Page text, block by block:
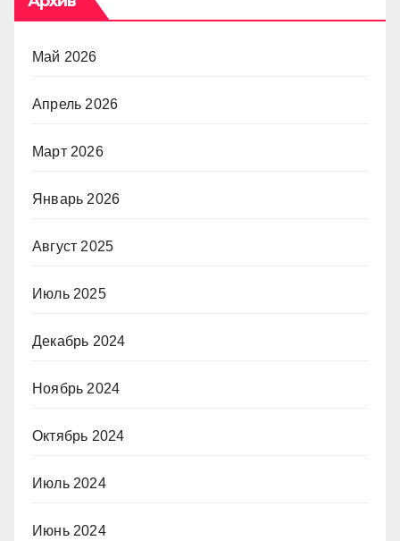
Май 2026
Апрель 2026
Март 2026
Январь 2026
Август 2025
Июль 2025
Декабрь 2024
Ноябрь 2024
Октябрь 2024
Июль 2024
Июнь 2024